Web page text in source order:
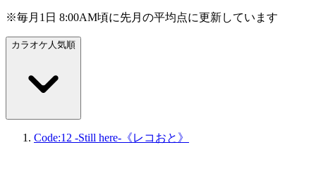
※毎月1日 8:00AM頃に先月の平均点に更新しています
カラオケ人気順
Code:12 -Still here-《レコおと》